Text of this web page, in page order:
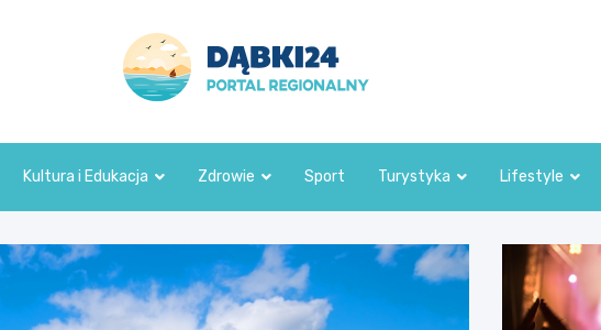
dabki24.pl
Kultura i Edukacja Zdrowie Sport Turystyka Lifestyle